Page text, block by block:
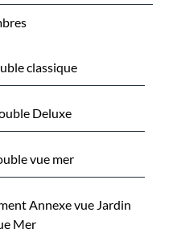
classique
Deluxe
vue mer
Annexe vue Jardin
Mer